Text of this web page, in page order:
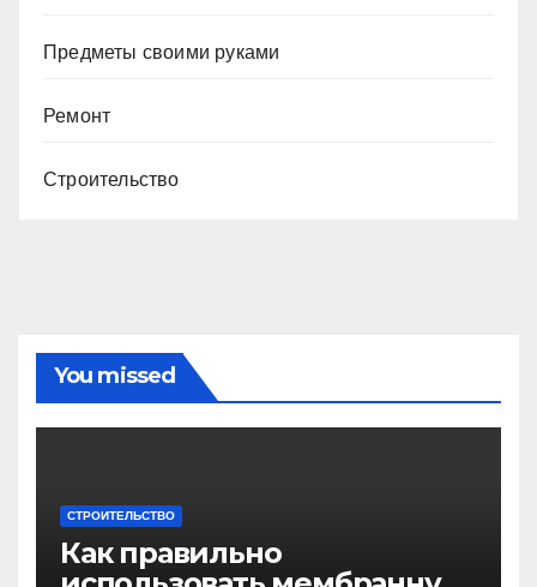
Предметы своими руками
Ремонт
Строительство
You missed
СТРОИТЕЛЬСТВО
Как правильно